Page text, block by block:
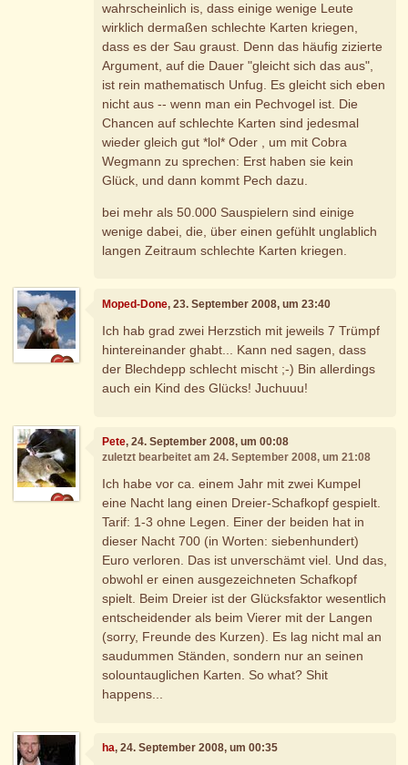
wahrscheinlich is, dass einige wenige Leute
wirklich dermaßen schlechte Karten kriegen,
dass es der Sau graust. Denn das häufig zizierte
Argument, auf die Dauer "gleicht sich das aus",
ist rein mathematisch Unfug. Es gleicht sich eben
nicht aus -- wenn man ein Pechvogel ist. Die
Chancen auf schlechte Karten sind jedesmal
wieder gleich gut *lol* Oder , um mit Cobra
Wegmann zu sprechen: Erst haben sie kein
Glück, und dann kommt Pech dazu.
bei mehr als 50.000 Sauspielern sind einige
wenige dabei, die, über einen gefühlt unglablich
langen Zeitraum schlechte Karten kriegen.
Moped-Done, 23. September 2008, um 23:40
Ich hab grad zwei Herzstich mit jeweils 7 Trümpf
hintereinander ghabt... Kann ned sagen, dass
der Blechdepp schlecht mischt ;-) Bin allerdings
auch ein Kind des Glücks! Juchuuu!
Pete, 24. September 2008, um 00:08
zuletzt bearbeitet am 24. September 2008, um 21:08
Ich habe vor ca. einem Jahr mit zwei Kumpel
eine Nacht lang einen Dreier-Schafkopf gespielt.
Tarif: 1-3 ohne Legen. Einer der beiden hat in
dieser Nacht 700 (in Worten: siebenhundert)
Euro verloren. Das ist unverschämt viel. Und das,
obwohl er einen ausgezeichneten Schafkopf
spielt. Beim Dreier ist der Glücksfaktor wesentlich
entscheidender als beim Vierer mit der Langen
(sorry, Freunde des Kurzen). Es lag nicht mal an
saudummen Ständen, sondern nur an seinen
solountauglichen Karten. So what? Shit
happens...
ha, 24. September 2008, um 00:35